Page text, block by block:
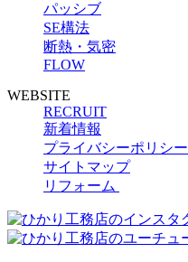
パッシブ
SE構法
断熱・気密
FLOW
WEBSITE
RECRUIT
新着情報
プライバシーポリシー
サイトマップ
リフォーム